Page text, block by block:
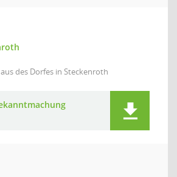
des Dorfes in Steckenroth